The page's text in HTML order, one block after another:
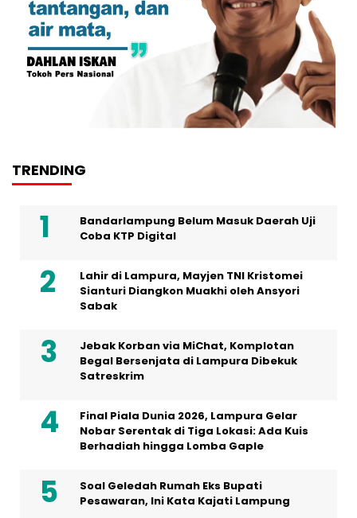
TRENDING
Bandarlampung Belum Masuk Daerah Uji
Coba KTP Digital
Lahir di Lampura, Mayjen TNI Kristomei
Sianturi Diangkon Muakhi oleh Ansyori
Sabak
Jebak Korban via MiChat, Komplotan
Begal Bersenjata di Lampura Dibekuk
Satreskrim
Final Piala Dunia 2026, Lampura Gelar
Nobar Serentak di Tiga Lokasi: Ada Kuis
Berhadiah hingga Lomba Gaple
Soal Geledah Rumah Eks Bupati
Pesawaran, Ini Kata Kajati Lampung